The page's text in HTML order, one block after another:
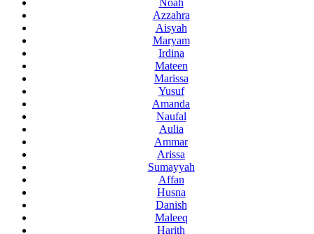
Azzahra
Aisyah
Maryam
Irdina
Mateen
Marissa
Yusuf
Amanda
Naufal
Aulia
Ammar
Arissa
Sumayyah
Affan
Husna
Danish
Maleeq
Harith